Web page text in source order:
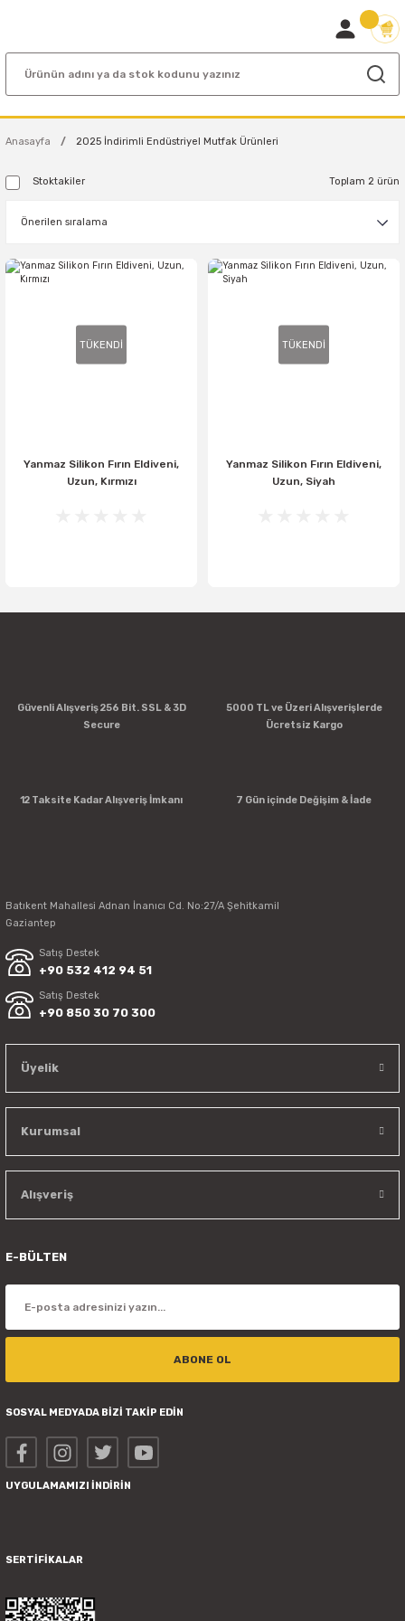
Anasayfa 2025 İndirimli Endüstriyel Mutfak Ürünleri
Stoktakiler Toplam 2 ürün
TÜKENDİ
Yanmaz Silikon Fırın Eldiveni,
Uzun, Kırmızı
TÜKENDİ
Yanmaz Silikon Fırın Eldiveni,
Uzun, Siyah
Güvenli Alışveriş 256 Bit. SSL & 3D
Secure
5000 TL ve Üzeri Alışverişlerde
Ücretsiz Kargo
12 Taksite Kadar Alışveriş İmkanı 7 Gün içinde Değişim & İade
Batıkent Mahallesi Adnan İnanıcı Cd. No:27/A Şehitkamil
Gaziantep
Satış Destek
+90 532 412 94 51
Satış Destek
+90 850 30 70 300
Üyelik
Kurumsal
Alışveriş
E-BÜLTEN
ABONE OL
SOSYAL MEDYADA BİZİ TAKİP EDİN
UYGULAMAMIZI İNDİRİN
SERTİFİKALAR